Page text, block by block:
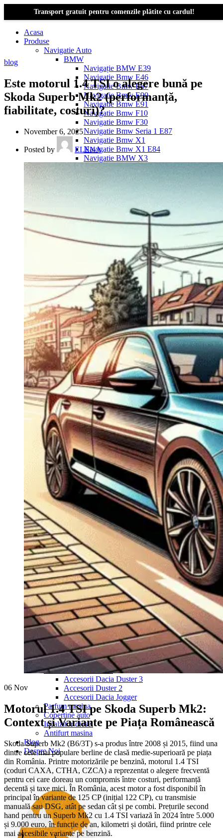
Transport gratuit pentru comenzile plătite cu cardul!
Acasa
Produse
Navigatie Auto
BMW
Navigație BMW E39
Navigatie Bmw E46
Navigatie Bmw E87
Navigatie Bmw E90
Navigatie Bmw E91
Navigatie Bmw F10
Navigatie Bmw F30
Navigatie Bmw Seria 1 E87
Navigatie Bmw X1
Navigatie Bmw X1 E84
Navigatie BMW X3
Navigatie BMW X3 E83
Dacia Logan
Navigație Dacia Logan 3 (2020–Prezent)
Dacia Duster
Navigatie Duster 2019
Navigatie Audi A3 8p
Navigatie Audi A4
Navigatie Audi A4 B6
Navigatie Audi A4 B7
Navigatie Audi A4 B8
Navigatie Audi A5
Navigatie Audi A6 C5
Navigatie Audi A6 C6
Navigatie Audi A6 C7
Navigatie Audi Q5
Ford
Navigație Ford Fiesta
Navigație Ford Focus 1
Navigație Ford Focus 2
Navigație Ford Focus MK3
Navigație Ford Mondeo MK3
Navigație Ford Mondeo MK4
Navigație Ford Transit
Mercedes
Navigație Mercedes C Class W203
Navigație Mercedes C Class W204
Navigație Mercedes W203
Navigație Mercedes W204
Navigație Mercedes W211
Navigație Mercedes Sprinter
Passat
Navigație Passat B5
Navigație Passat B5 5
Navigație Passat B6
Navigație Passat B7
Navigație Passat B8
Navigație Passat CC
Skoda
Navigație Skoda Fabia 1
Navigație Skoda Fabia 2
Navigație Skoda Octavia 1
Navigație Skoda Octavia 2
Navigație Skoda Octavia 3
Navigație Skoda Rapid
Navigație Skoda Superb 1
Navigație Skoda Superb 2
Navigație Toyota Avensis T25
Portbagaj Plafon Auto
Sub 350 Litri
Peste 350 Litri
Peste 450 litri
Accesorii auto masina
Accesorii Dacia Duster 3
Accesorii Duster 2
Accesorii Dacia Jogger
Parfum masina
Copertine auto
Incalzitor diesel
Antifurt masina
Blog
Despre Noi
blog
Este motorul 1.4 TSI o alegere bună pe
Skoda Superb Mk2 (performanță,
fiabilitate, costuri)?
November 6, 2025
Posted by ELENA
06 Nov
Motorul 1.4 TSI pe Skoda Superb Mk2:
Context și Variante pe Piața Românească
Skoda Superb Mk2 (B6/3T) s-a produs între 2008 și 2015, fiind una
dintre cele mai populare berline de clasă medie-superioară pe piața
din România. Printre motorizările pe benzină, motorul 1.4 TSI
(coduri CAXA, CTHA, CZCA) a reprezentat o alegere frecventă
pentru cei care doreau un compromis între costuri, performanță
decentă și taxe mici. În România, acest motor a fost disponibil în
principal în variante de 125 CP (inițial 122 CP), cu transmisie
manuală sau DSG, atât pe sedan cât și pe combi. Prețurile second
hand pentru un Superb Mk2 cu 1.4 TSI variază în 2024 între 5.000
și 9.000 euro, în funcție de an, kilometri și dotări, fiind printre cele
mai accesibile variante pe benzină.